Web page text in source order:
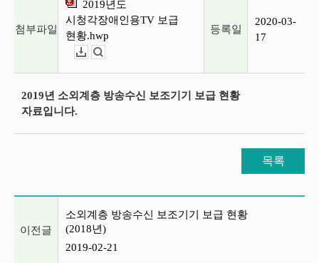
첨부파일
2019년도
시청각장애인용TV 보급
현황.hwp
등록일
2020-03-
17
2019년 소외계층 방송수신 보조기기 보급 현황
자료입니다.
목록
이전글
소외계층 방송수신 보조기기 보급 현황
(2018년)
2019-02-21